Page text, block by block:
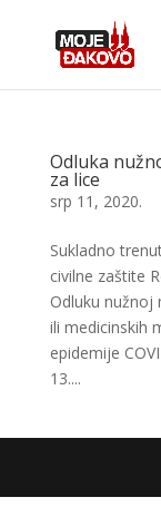
Odluka
za lice
srp 11, 2020.
Sukladno
civilne zaštite
Odluku nužnoj
ili medicinskih
epidemije
13....